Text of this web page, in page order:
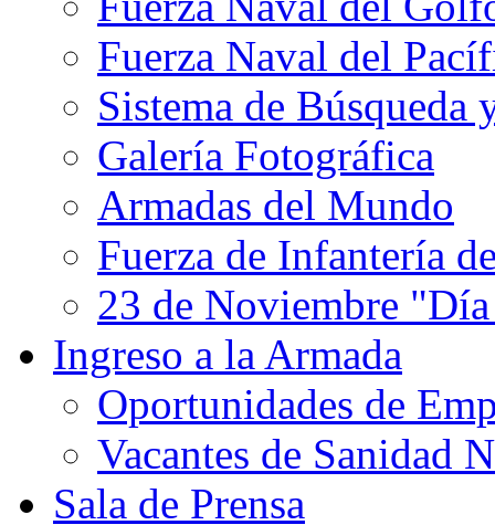
Fuerza Naval del
Sistema de Búsqueda
Galería Fotográfica
Armadas del Mundo
Fuerza de Infantería
23 de Noviembre
Ingreso a la Armada
Oportunidades de
Vacantes de Sanidad
Sala de Prensa